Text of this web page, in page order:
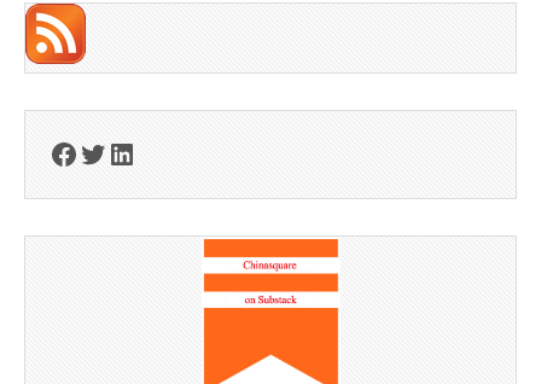
Facebook
Twitter
LinkedIn